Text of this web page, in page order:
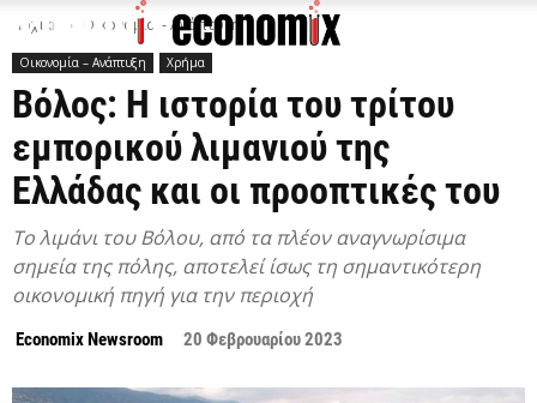
Αρχική Οικονομία – Ανάπτυξη
Οικονομία – Ανάπτυξη Χρήμα
Βόλος: Η ιστορία του τρίτου
εμπορικού λιμανιού της
Ελλάδας και οι προοπτικές του
Το λιμάνι του Βόλου, από τα πλέον αναγνωρίσιμα
σημεία της πόλης, αποτελεί ίσως τη σημαντικότερη
οικονομική πηγή για την περιοχή
Economix Newsroom 20 Φεβρουαρίου 2023